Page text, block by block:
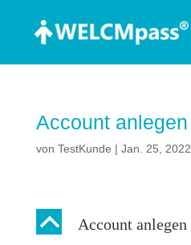
Account anlegen
von TestKunde | Jan. 25, 2022
B Account anlegen